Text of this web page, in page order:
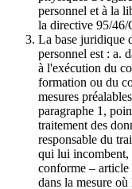
personnel et à la
la directive 95/
La base juridique
personnel est : a.
à l'exécution du
formation ou du
mesures
paragraphe 1,
traitement des
responsable du
qui lui incombent,
conforme –
dans la mesure